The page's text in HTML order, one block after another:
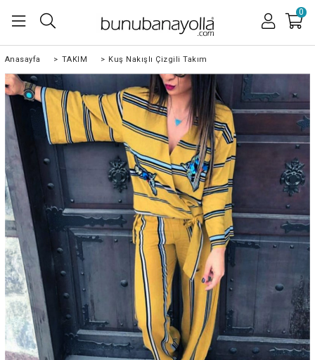
0
Anasayfa > TAKIM > Kuş Nakışlı Çizgili Takım